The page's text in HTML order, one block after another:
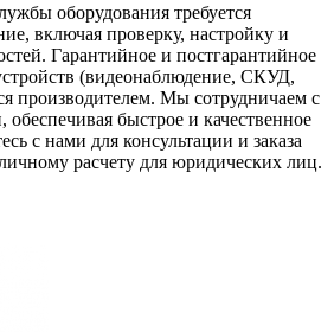
оборудования требуется
включая проверку, настройку и
Гарантийное и постгарантийное
(видеонаблюдение, СКУД,
производителем. Мы сотрудничаем с
быстрое и качественное
с нами для консультации и заказа
расчету для юридических лиц.